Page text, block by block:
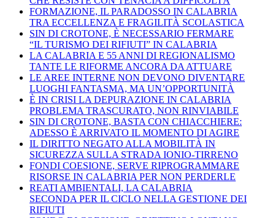
FORMAZIONE, IL PARADOSSO IN CALABRIA
TRA ECCELLENZA E FRAGILITÀ SCOLASTICA
SIN DI CROTONE, È NECESSARIO FERMARE
“IL TURISMO DEI RIFIUTI” IN CALABRIA
LA CALABRIA E 55 ANNI DI REGIONALISMO
TANTE LE RIFORME ANCORA DA ATTUARE
LE AREE INTERNE NON DEVONO DIVENTARE
LUOGHI FANTASMA, MA UN’OPPORTUNITÀ
È IN CRISI LA DEPURAZIONE IN CALABRIA
PROBLEMA TRASCURATO, NON RINVIABILE
SIN DI CROTONE, BASTA CON CHIACCHIERE:
ADESSO È ARRIVATO IL MOMENTO DI AGIRE
IL DIRITTO NEGATO ALLA MOBILITÀ IN
SICUREZZA SULLA STRADA IONIO-TIRRENO
FONDI COESIONE, SERVE RIPROGRAMMARE
RISORSE IN CALABRIA PER NON PERDERLE
REATI AMBIENTALI, LA CALABRIA
SECONDA PER IL CICLO NELLA GESTIONE DEI
RIFIUTI